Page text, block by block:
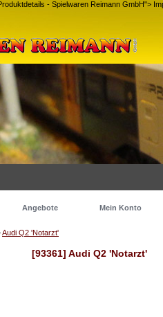
- Spielwaren Reimann GmbH">
Angebote Mein Konto
Audi Q2 'Notarzt'
[93361] Audi Q2 'Notarzt'